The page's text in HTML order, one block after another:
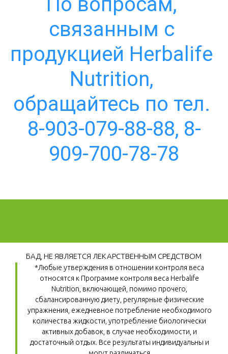
связанным с
продукцией Herbalife
Nutrition,
обращайтесь по тел.
8-903-079-88-88, 8-
909-700-78-78
БАД, НЕ ЯВЛЯЕТСЯ ЛЕКАРСТВЕННЫМ СРЕДСТВОМ
*Любые утверждения в отношении контроля веса
относятся к Программе контроля веса Herbalife
Nutrition, включающей, помимо прочего,
сбалансированную диету, регулярные физические
упражнения, ежедневное потребление необходимого
количества жидкости, употребление биологически
активных добавок, в случае необходимости, и
достаточный отдых. Все результаты индивидуальны и